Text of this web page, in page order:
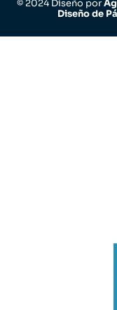
© 2024 Diseño por
Diseño de